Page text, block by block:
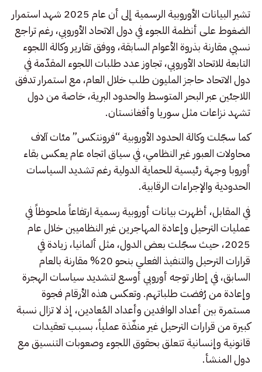
تشير البيانات الأوروبية الرسمية إلى أن عام 2025 شهد استمرار
الضغوط على أنظمة اللجوء في دول الاتحاد الأوروبي، رغم تراجع
نسبي مقارنة بذروة الأعوام السابقة، ووفق تقارير وكالة اللجوء
التابعة للاتحاد الأوروبي، تجاوز عدد طلبات اللجوء المقدّمة في
دول الاتحاد حاجز المليون طلب خلال العام، مع استمرار تدفق
اللاجئين عبر البحر المتوسط والحدود البرية، خاصة من دول
تشهد نزاعات مثل سوريا وأفغانستان.
كما سجّلت وكالة الحدود الأوروبية “فرونتكس” مئات آلاف
محاولات العبور غير النظامي، في سياق اتجاه عام يعكس بقاء
أوروبا وجهة رئيسية للحماية الدولية رغم تشديد السياسات
الحدودية والإجراءات الرقابية.
في المقابل، أظهرت بيانات أوروبية رسمية ارتفاعاً ملحوظاً في
عمليات الترحيل وإعادة المهاجرين غير النظاميين خلال عام
2025، حيث سجّلت بعض الدول، مثل ألمانيا، زيادة في
قرارات الترحيل والتنفيذ الفعلي بنحو 20% مقارنة بالعام
السابق، في إطار توجه أوروبي أوسع لتشديد سياسات الهجرة
وإعادة من رُفضت طلباتهم. وتعكس هذه الأرقام فجوة
مستمرة بين أعداد الوافدين وأعداد المُعادين، إذ لا تزال نسبة
كبيرة من قرارات الترحيل غير منفّذة عملياً، بسبب تعقيدات
قانونية وإنسانية تتعلق بحقوق اللجوء وصعوبات التنسيق مع
دول المنشأ.